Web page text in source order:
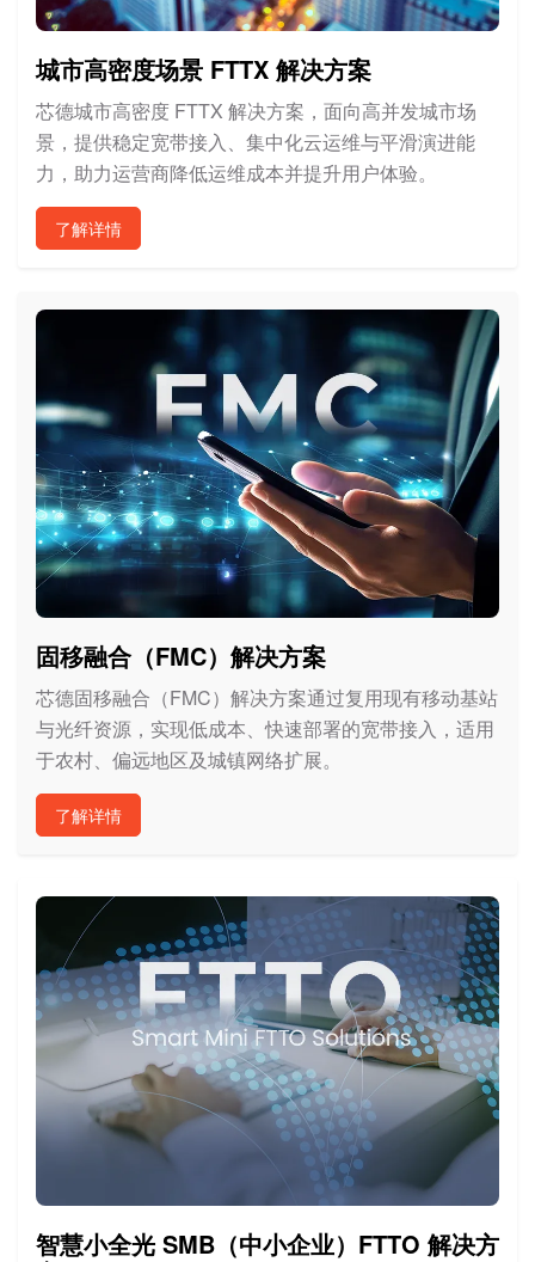
城市高密度场景 FTTX 解决方案
芯德城市高密度 FTTX 解决方案，面向高并发城市场
景，提供稳定宽带接入、集中化云运维与平滑演进能
力，助力运营商降低运维成本并提升用户体验。
了解详情
固移融合（FMC）解决方案
芯德固移融合（FMC）解决方案通过复用现有移动基站
与光纤资源，实现低成本、快速部署的宽带接入，适用
于农村、偏远地区及城镇网络扩展。
了解详情
智慧小全光 SMB（中小企业）FTTO 解决方